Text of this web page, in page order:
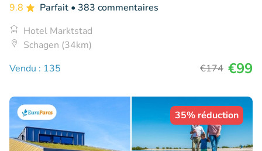
9.8 Parfait • 383 commentaires
Hotel Marktstad
Schagen (34km)
Vendu : 135
€174 €99
35% réduction